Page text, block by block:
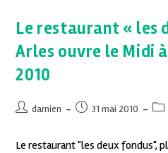
Le restaurant « les
Arles ouvre le Midi
2010
damien 31 mai 2010
Le restaurant "les deux fondus",